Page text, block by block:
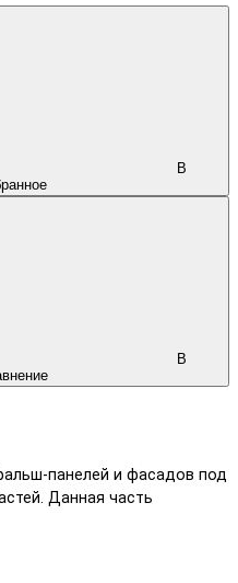
В
В
панелей и фасадов под
Данная часть